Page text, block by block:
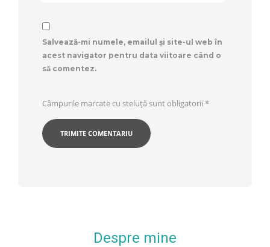
Salvează-mi numele, emailul și site-ul web în
acest navigator pentru data viitoare când o
să comentez.
Câmpurile marcate cu steluță sunt obligatorii *
Despre mine